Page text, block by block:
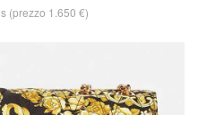
(prezzo 1.650 €)